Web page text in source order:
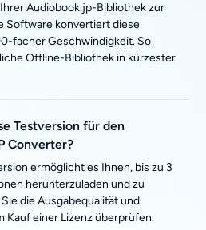
Audiobook.jp-Bibliothek zur
Software konvertiert diese
facher Geschwindigkeit. So
Offline-Bibliothek in kürzester
Testversion für den
Converter?
ermöglicht es Ihnen, bis zu 3
herunterzuladen und zu
die Ausgabequalität und
Kauf einer Lizenz überprüfen.